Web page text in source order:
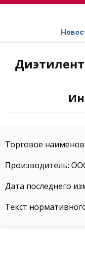
Торговое
Производитель:
Дата последнего
Текст